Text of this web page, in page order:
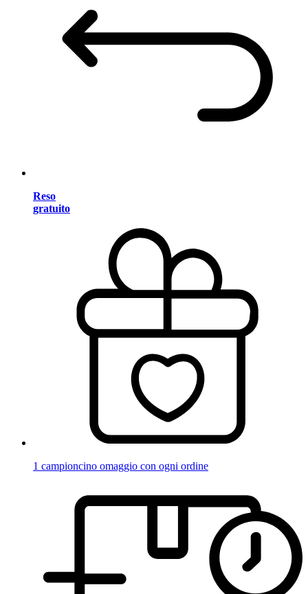
Reso
gratuito
1 campioncino omaggio con ogni ordine